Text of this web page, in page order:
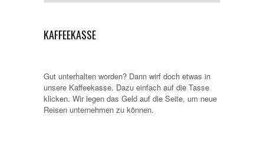
KAFFEEKASSE
Gut unterhalten worden? Dann wirf doch etwas in
unsere Kaffeekasse. Dazu einfach auf die Tasse
klicken. Wir legen das Geld auf die Seite, um neue
Reisen unternehmen zu können.